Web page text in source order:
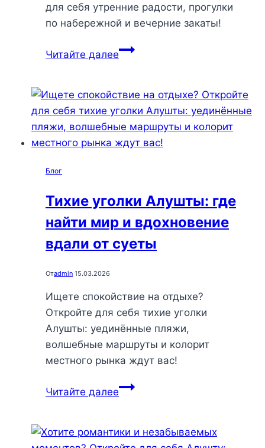
для себя утренние радости, прогулки
по набережной и вечерние закаты!
Читайте далееПервый
Алуште:
идеальный
маршрут
для
и
вкусной
едой
Блог
Тихие уголки Алушты: где
найти мир и вдохновение
вдали от суеты
Отadmin 15.03.2026
Ищете спокойствие на отдыхе?
Откройте для себя тихие уголки
Алушты: уединённые пляжи,
волшебные маршруты и колорит
местного рынка ждут вас!
Читайте далееТихие
где